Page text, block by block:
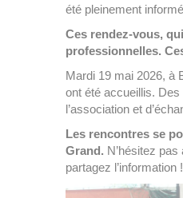
été pleinement
Ces rendez-vous,
professionnelles.
Mardi 19 mai 2026, à
ont été accueillis.
l’association et
Les rencontres se
Grand. N’hésitez
partagez l’information !